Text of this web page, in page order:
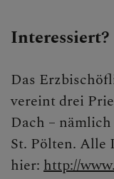
Interessiert?
Das
vereint drei
Dach –
St. Pölten. Alle
hier: http://